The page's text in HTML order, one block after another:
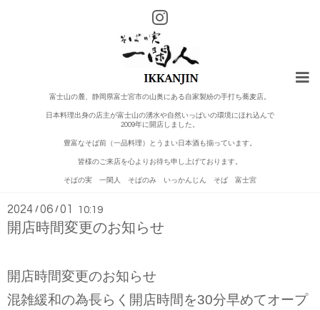
富士山の麓、静岡県富士宮市の山奥にある自家製紛の手打ち蕎麦店。
日本料理出身の店主が富士山の湧水や自然いっぱいの環境にほれ込んで
2009年に開店しました。
豊富なそば前（一品料理）とうまい日本酒も揃っています。
皆様のご来店を心よりお待ち申し上げております。
そばの実 一閑人 そばのみ いっかんじん そば 富士宮
インフォメーション
2024 /06 /01 10:19
開店時間変更のお知らせ
開店時間変更のお知らせ
混雑緩和の為長らく開店時間を30分早めてオープ